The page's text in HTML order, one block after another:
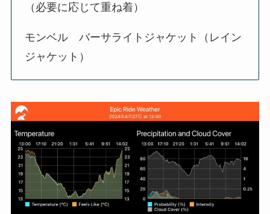
（必要に応じて重ね着）
モンベル バーサライトジャケット（レイン
ジャケット）